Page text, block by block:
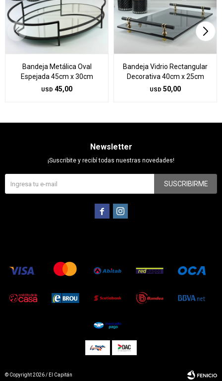
Bandeja Metálica Oval
Espejada 45cm x 30cm
USD 45,00
Bandeja Vidrio Rectangular
Decorativa 40cm x 25cm
USD 50,00
Newsletter
¡Suscribite y recibí todas nuestras novedades!
SUSCRIBIRME
 
© Copyright 2026 / El Capitán